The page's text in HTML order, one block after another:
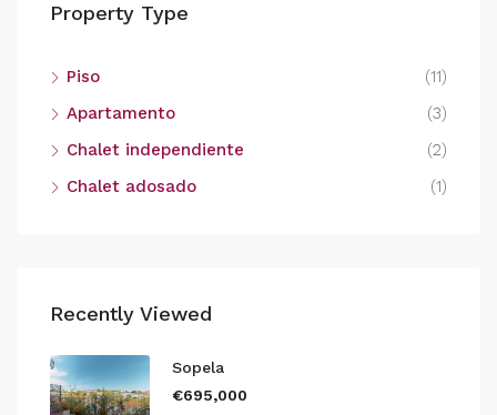
Property Type
Piso
(11)
Apartamento
(3)
Chalet independiente
(2)
Chalet adosado
(1)
Recently Viewed
Sopela
€695,000